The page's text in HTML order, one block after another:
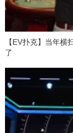
【EV扑克】当年
了